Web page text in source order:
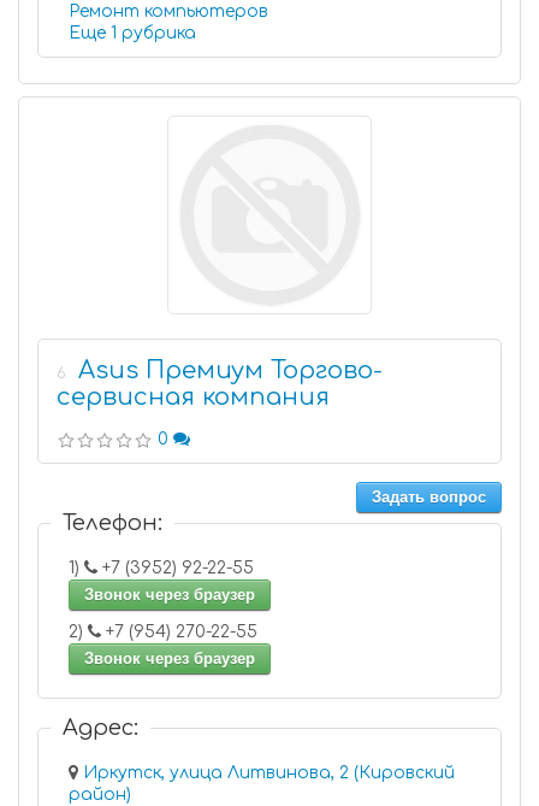
Ремонт компьютеров
Еще 1 рубрика
6
Asus Премиум Торгово-
сервисная компания
0
Задать вопрос
Телефон:
1)
+7 (3952) 92-22-55
Звонок через браузер
2)
+7 (954) 270-22-55
Звонок через браузер
Адрес:
Иркутск, улица Литвинова, 2 (Кировский
район)